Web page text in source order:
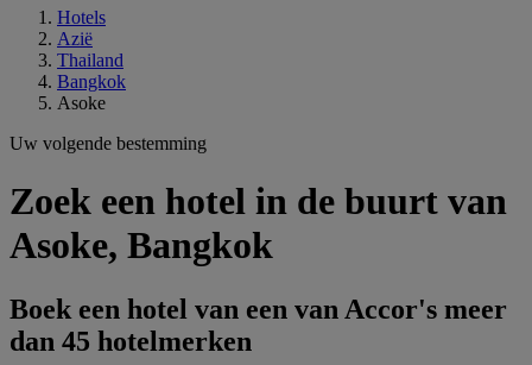
Hotels
Azië
Thailand
Bangkok
Asoke
Uw volgende bestemming
Zoek een hotel in de buurt van
Asoke, Bangkok
Boek een hotel van een van Accor's meer
dan 45 hotelmerken